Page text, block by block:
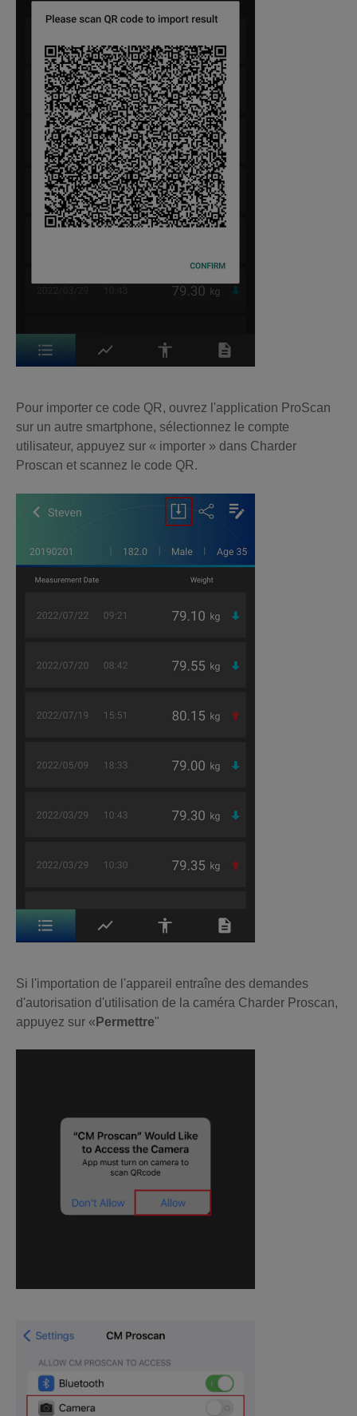
Pour importer ce code QR, ouvrez l'application ProScan
sur un autre smartphone, sélectionnez le compte
utilisateur, appuyez sur « importer » dans Charder
Proscan et scannez le code QR.
Si l'importation de l'appareil entraîne des demandes
d'autorisation d'utilisation de la caméra Charder Proscan,
appuyez sur « Permettre"